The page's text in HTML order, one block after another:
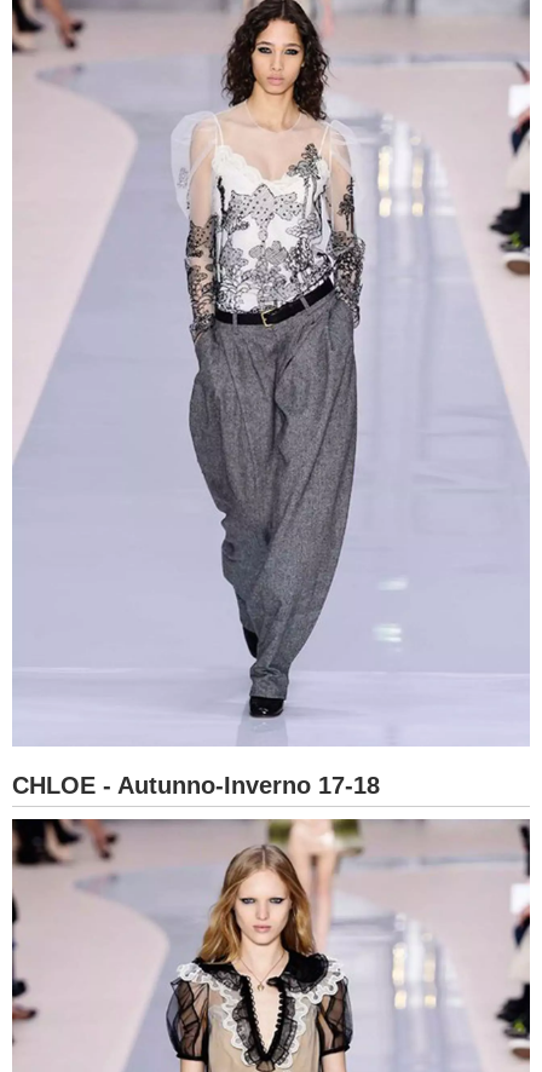
CHLOE - Autunno-Inverno 17-18